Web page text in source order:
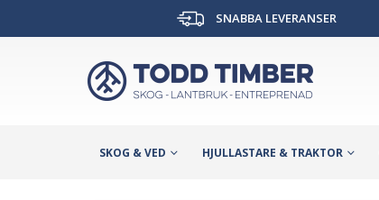
SNABBA LEVERANSER
SKOG & VED HJULLASTARE & TRAKTOR